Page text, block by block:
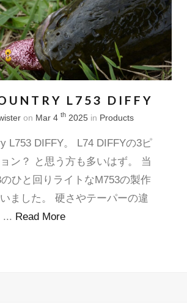
L753 DIFFY
on Mar 4 th 2025 in Products
L753 DIFFY。 L74 DIFFYの3ピ
ン？ と思う方も多いはず。 当
ひと回りライトなM753の製作
ました。 硬さやテーパーの違
... Read More